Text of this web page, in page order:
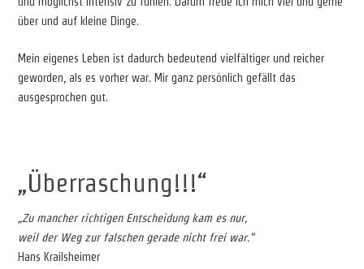
über und auf kleine Dinge.
Mein eigenes Leben ist dadurch bedeutend vielfältiger und reicher
geworden, als es vorher war. Mir ganz persönlich gefällt das
ausgesprochen gut.
„Überraschung!!!“
„Zu mancher richtigen Entscheidung kam es nur,
weil der Weg zur falschen gerade nicht frei war.“
Hans Krailsheimer